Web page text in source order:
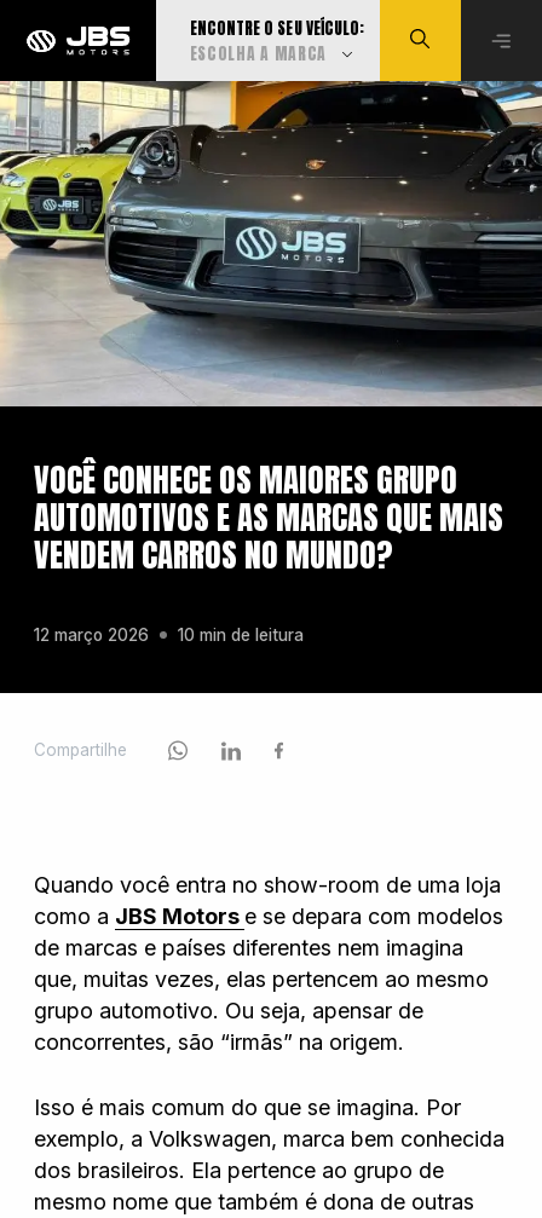
ENCONTRE O SEU VEÍCULO:
ESCOLHA A MARCA
Visualizar todas
Audi
BMW
Can-Am
Caoa Changan
Caoa Chery
Chevrolet
GWM
Honda
Hyundai
Jeep
VOCÊ CONHECE OS MAIORES GRUPO
AUTOMOTIVOS E AS MARCAS QUE MAIS
VENDEM CARROS NO MUNDO?
12 março 2026 10 min de leitura
Compartilhe
Quando você entra no show-room de uma loja
como a JBS Motors e se depara com modelos
de marcas e países diferentes nem imagina
que, muitas vezes, elas pertencem ao mesmo
grupo automotivo. Ou seja, apensar de
concorrentes, são “irmãs” na origem.
Isso é mais comum do que se imagina. Por
exemplo, a Volkswagen, marca bem conhecida
dos brasileiros. Ela pertence ao grupo de
mesmo nome que também é dona de outras